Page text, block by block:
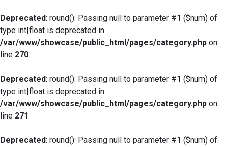
Deprecated: round(): Passing null to parameter #1 ($num) of
type int|float is deprecated in
/var/www/showcase/public_html/pages/category.php on
line 270
Deprecated: round(): Passing null to parameter #1 ($num) of
type int|float is deprecated in
/var/www/showcase/public_html/pages/category.php on
line 271
Deprecated: round(): Passing null to parameter #1 ($num) of